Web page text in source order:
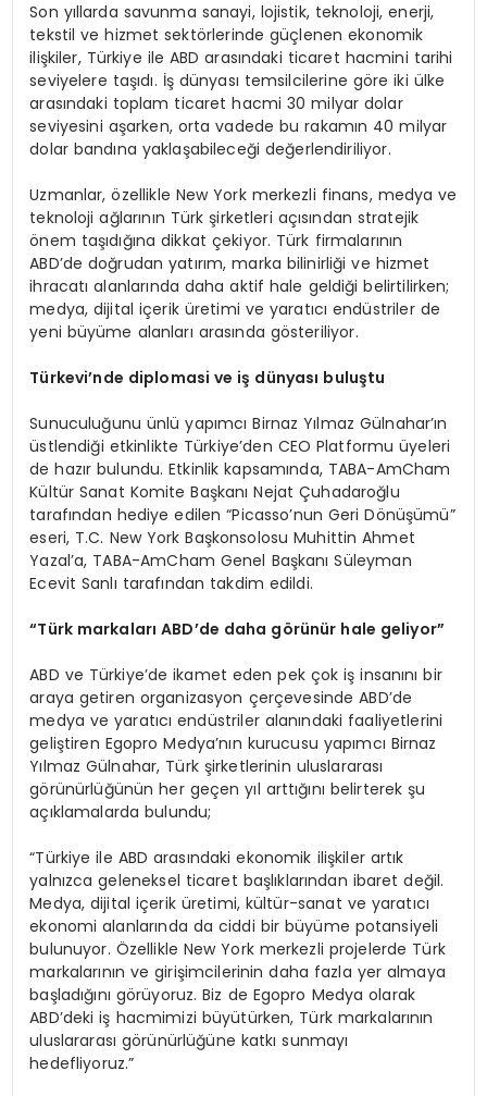
Son yıllarda savunma sanayi, lojistik, teknoloji, enerji,
tekstil ve hizmet sektörlerinde güçlenen ekonomik
ilişkiler, Türkiye ile ABD arasındaki ticaret hacmini tarihi
seviyelere taşıdı. İş dünyası temsilcilerine göre iki ülke
arasındaki toplam ticaret hacmi 30 milyar dolar
seviyesini aşarken, orta vadede bu rakamın 40 milyar
dolar bandına yaklaşabileceği değerlendiriliyor.
Uzmanlar, özellikle New York merkezli finans, medya ve
teknoloji ağlarının Türk şirketleri açısından stratejik
önem taşıdığına dikkat çekiyor. Türk firmalarının
ABD’de doğrudan yatırım, marka bilinirliği ve hizmet
ihracatı alanlarında daha aktif hale geldiği belirtilirken;
medya, dijital içerik üretimi ve yaratıcı endüstriler de
yeni büyüme alanları arasında gösteriliyor.
Türkevi’nde diplomasi ve iş dünyası buluştu
Sunuculuğunu ünlü yapımcı Birnaz Yılmaz Gülnahar’ın
üstlendiği etkinlikte Türkiye’den CEO Platformu üyeleri
de hazır bulundu. Etkinlik kapsamında, TABA-AmCham
Kültür Sanat Komite Başkanı Nejat Çuhadaroğlu
tarafından hediye edilen “Picasso’nun Geri Dönüşümü”
eseri, T.C. New York Başkonsolosu Muhittin Ahmet
Yazal’a, TABA-AmCham Genel Başkanı Süleyman
Ecevit Sanlı tarafından takdim edildi.
“Türk markaları ABD’de daha görünür hale geliyor”
ABD ve Türkiye’de ikamet eden pek çok iş insanını bir
araya getiren organizasyon çerçevesinde ABD’de
medya ve yaratıcı endüstriler alanındaki faaliyetlerini
geliştiren Egopro Medya’nın kurucusu yapımcı Birnaz
Yılmaz Gülnahar, Türk şirketlerinin uluslararası
görünürlüğünün her geçen yıl arttığını belirterek şu
açıklamalarda bulundu;
“Türkiye ile ABD arasındaki ekonomik ilişkiler artık
yalnızca geleneksel ticaret başlıklarından ibaret değil.
Medya, dijital içerik üretimi, kültür-sanat ve yaratıcı
ekonomi alanlarında da ciddi bir büyüme potansiyeli
bulunuyor. Özellikle New York merkezli projelerde Türk
markalarının ve girişimcilerinin daha fazla yer almaya
başladığını görüyoruz. Biz de Egopro Medya olarak
ABD’deki iş hacmimizi büyütürken, Türk markalarının
uluslararası görünürlüğüne katkı sunmayı
hedefliyoruz.”